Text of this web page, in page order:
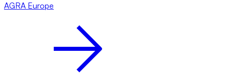
AGRA Europe